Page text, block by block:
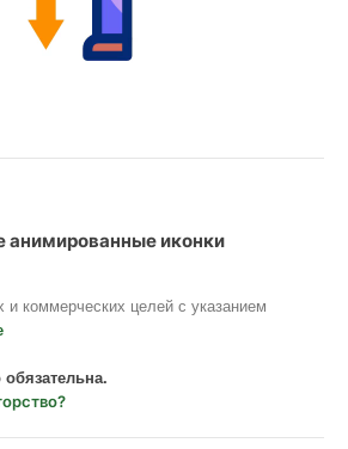
анимированные иконки
коммерческих целей с указанием